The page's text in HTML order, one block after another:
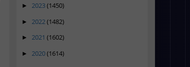
► 2023(1450)
► 2022(1482)
► 2021 (1602)
► 2020(1614)